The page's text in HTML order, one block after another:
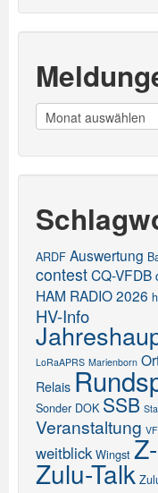
Meldungen
ARDF Auswertung
contestCQ-VFDB
HAM RADIO 2026
HV-Info
LoRaAPRS Marienborn
Relais
Sonder DOK SSB
Veranstaltung
weitblick Wingst
Zulu-Talk